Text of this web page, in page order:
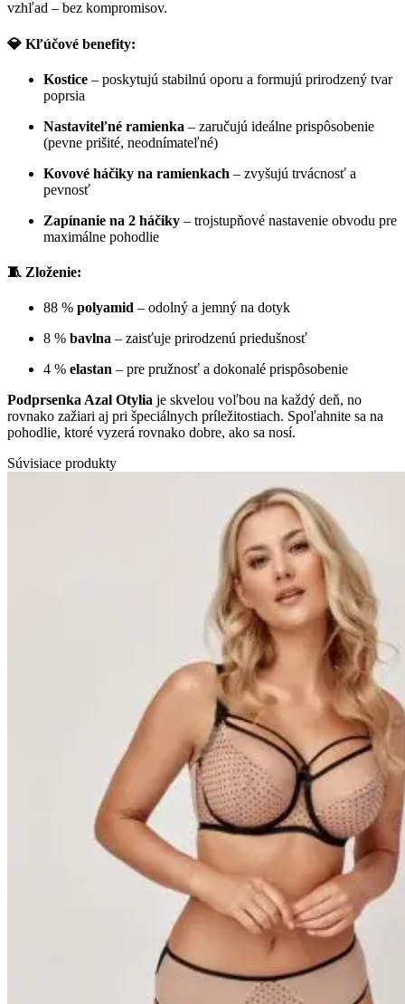
vzhľad – bez kompromisov.
💎 Kľúčové benefity:
Kostice – poskytujú stabilnú oporu a formujú prirodzený tvar
poprsia
Nastaviteľné ramienka – zaručujú ideálne prispôsobenie
(pevne prišité, neodnímateľné)
Kovové háčiky na ramienkach – zvyšujú trvácnosť a
pevnosť
Zapínanie na 2 háčiky – trojstupňové nastavenie obvodu pre
maximálne pohodlie
🧵 Zloženie:
88 % polyamid – odolný a jemný na dotyk
8 % bavlna – zaisťuje prirodzenú priedušnosť
4 % elastan – pre pružnosť a dokonalé prispôsobenie
Podprsenka Azal Otylia je skvelou voľbou na každý deň, no
rovnako zažiari aj pri špeciálnych príležitostiach. Spoľahnite sa na
pohodlie, ktoré vyzerá rovnako dobre, ako sa nosí.
Súvisiace produkty